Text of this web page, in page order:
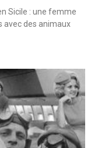
Sicile : une femme
avec des animaux